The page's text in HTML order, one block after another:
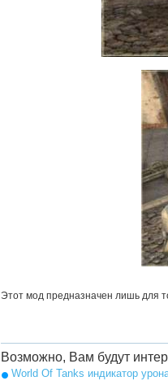
Этот мод предназначен лишь для
Возможно, Вам будут
World Of Tanks индикатор